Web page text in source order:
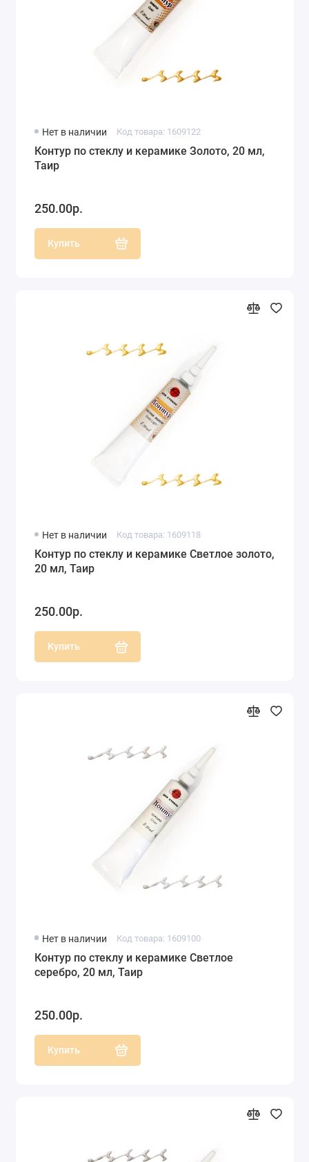
Нет в наличии Код товара: 1609122
Контур по стеклу и керамике Золото, 20 мл,
Таир
250.00р.
Купить
Нет в наличии Код товара: 1609118
Контур по стеклу и керамике Светлое золото,
20 мл, Таир
250.00р.
Купить
Нет в наличии Код товара: 1609100
Контур по стеклу и керамике Светлое
серебро, 20 мл, Таир
250.00р.
Купить